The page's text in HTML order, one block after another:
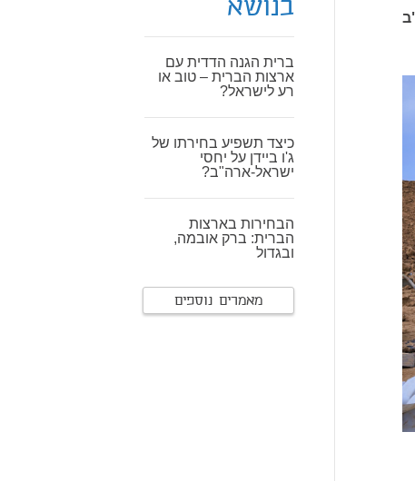
בנושא
ברית הגנה הדדית עם
ארצות הברית – טוב או
רע לישראל?
כיצד תשפיע בחירתו של
ג'ו ביידן על יחסי
ישראל-ארה"ב?
הבחירות בארצות
הברית: ברק אובמה,
ובגדול
מאמרים נוספים